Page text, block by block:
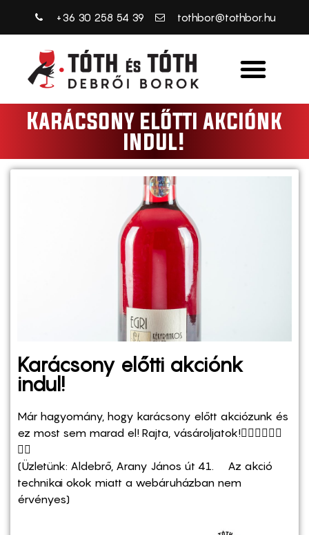
+36 30 258 54 39 tothbor@tothbor.hu
Karácsony előtti akciónk
indul!
Karácsony előtti akciónk
indul!
Már hagyomány, hogy karácsony előtt akciózunk és
ez most sem marad el! Rajta, vásároljatok!🚶‍♀️🚶‍♂️🏃‍♀️
🏃‍♂️
(Üzletünk: Aldebrő, Arany János út 41. Az akció
technikai okok miatt a webáruházban nem
érvényes)